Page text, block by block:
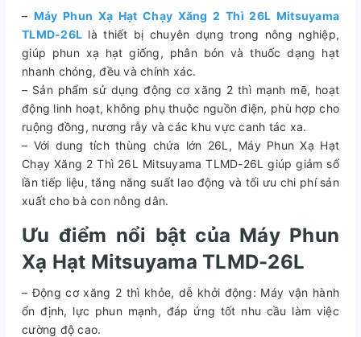
– Máy Phun Xạ Hạt Chạy Xăng 2 Thì 26L Mitsuyama
TLMD-26L là thiết bị chuyên dụng trong nông nghiệp,
giúp phun xạ hạt giống, phân bón và thuốc dạng hạt
nhanh chóng, đều và chính xác.
– Sản phẩm sử dụng động cơ xăng 2 thì mạnh mẽ, hoạt
động linh hoạt, không phụ thuộc nguồn điện, phù hợp cho
ruộng đồng, nương rẫy và các khu vực canh tác xa.
– Với dung tích thùng chứa lớn 26L, Máy Phun Xạ Hạt
Chạy Xăng 2 Thì 26L Mitsuyama TLMD-26L giúp giảm số
lần tiếp liệu, tăng năng suất lao động và tối ưu chi phí sản
xuất cho bà con nông dân.
Ưu điểm nổi bật của Máy Phun
Xạ Hạt Mitsuyama TLMD-26L
– Động cơ xăng 2 thì khỏe, dễ khởi động: Máy vận hành
ổn định, lực phun mạnh, đáp ứng tốt nhu cầu làm việc
cường độ cao.